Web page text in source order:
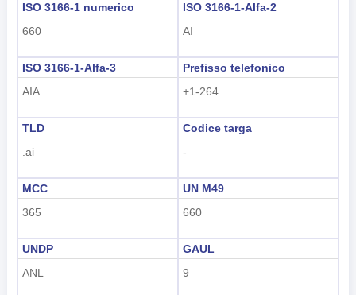
Indonesian
हिंदी
ISO 3166-1 numerico
660
ISO 3166-1-Alfa-2
AI
ISO 3166-1-Alfa-3
AIA
Prefisso telefonico
+1-264
TLD
.ai
Codice targa
-
MCC
365
UN M49
660
UNDP
ANL
GAUL
9